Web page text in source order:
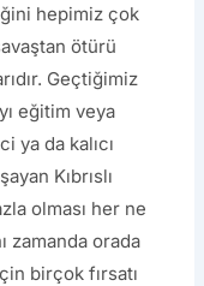
hepimiz çok
ötürü
Geçtiğimiz
eğitim veya
ya da kalıcı
Kıbrıslı
olması her ne
zamanda orada
birçok fırsatı